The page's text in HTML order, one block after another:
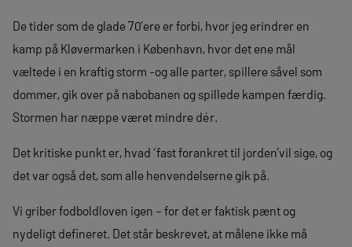
De tider som de glade 70’ere er forbi, hvor jeg erindrer en
kamp på Kløvermarken i København, hvor det ene mål
væltede i en kraftig storm -og alle parter, spillere såvel som
dommer, gik over på nabobanen og spillede kampen færdig.
Stormen har næppe været mindre dér.
Det kritiske punkt er, hvad ‘fast forankret til jorden’vil sige, og
det var også det, som alle henvendelserne gik på.
Vi griber fodboldloven igen – for det er faktisk pænt og
nydeligt defineret. Det står beskrevet, at målene ikke må